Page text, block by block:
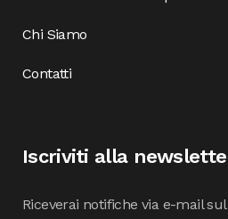
Chi Siamo
Contatti
Iscriviti alla
Riceverai notifiche via e-mail